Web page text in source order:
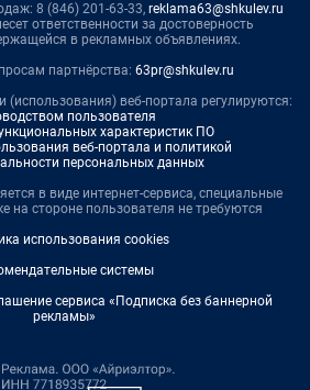
8 (846) 201-63-33, reklama63@shkulev.ru
ответственности за достоверность
в рекламных объявлениях.
партнёрства: 63pr@shkulev.ru
(использования) веб-портала регулируются:
пользователя
характеристик ПО
веб-портала и политикой
персональных данных
в виде интернет-сервиса, специальные
на стороне пользователя не требуются
использования cookies
системы
сервиса «Подписка без баннерной
рекламы»